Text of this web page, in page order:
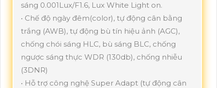
sáng 0.001Lux/F1.6, Lux White Light on.
• Chế độ ngày đêm(color), tự động cân bằng
trắng (AWB), tự động bù tín hiệu ảnh (AGC),
chống chói sáng HLC, bù sáng BLC, chống
ngược sáng thực WDR (130db), chống nhiễu
(3DNR)
• Hỗ trợ công nghệ Super Adapt (tự động cân